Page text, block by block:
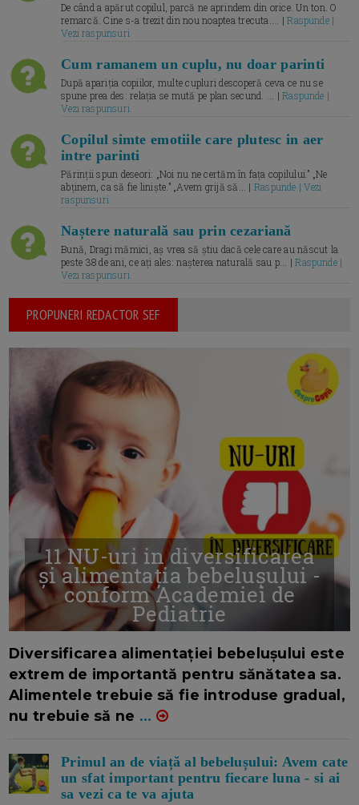
De când a apărut copilul, parcă ne aprindem din orice. Un ton. O
remarcă. Cine s-a trezit din nou noaptea trecuta.... |Raspunde |
Vezi raspunsuri
Cum ramanem un cuplu, nu doar parinti
După apariția copiilor, multe cupluri descoperă ceva ce nu se
spune prea des: relația se mută pe plan secund. ... |Raspunde |
Vezi raspunsuri
Copilul simte emotiile care plutesc in aer
intre parinti
Părinții spun deseori: „Noi nu ne certăm în fața copilului.” „Ne
abținem, ca să fie liniște.” „Avem grijă să... | Raspunde | Vezi
raspunsuri
Naștere naturală sau prin cezariană
Bună, Dragi mămici, aș vrea să știu dacă cele care au născut la
peste 38 de ani, ce ați ales: nașterea naturală sau p... |Raspunde |
Vezi raspunsuri
PROPUNERI REDACTOR SEF
11 NU-uri in diversificarea
și alimentația bebelușului -
conform Academiei de
Pediatrie
Diversificarea alimentației bebelușului este
extrem de importantă pentru sănătatea sa.
Alimentele trebuie să fie introduse gradual,
nu trebuie să ne ...
Primul an de viață al bebelușului: Avem cate
un sfat important pentru fiecare luna - si ai
sa vezi ca te va ajuta